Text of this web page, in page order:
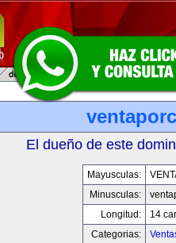
El dueño de este
Mayusculas:
Minusculas:
Longitud:
14
Categorias: